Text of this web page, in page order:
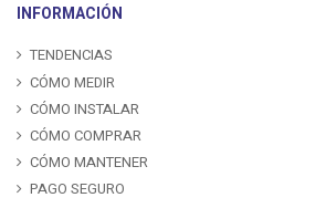
INFORMACIÓN
TENDENCIAS
CÓMO MEDIR
CÓMO INSTALAR
CÓMO COMPRAR
CÓMO MANTENER
PAGO SEGURO